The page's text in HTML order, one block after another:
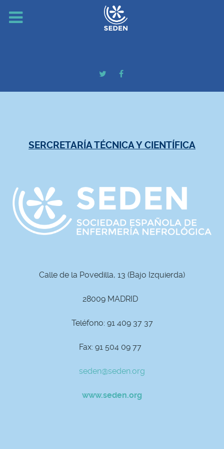
SERCRETARÍA TÉCNICA Y CIENTÍFICA
Calle de la Povedilla, 13 (Bajo Izquierda)
28009 MADRID
Teléfono: 91 409 37 37
Fax: 91 504 09 77
seden@seden.org
www.seden.org